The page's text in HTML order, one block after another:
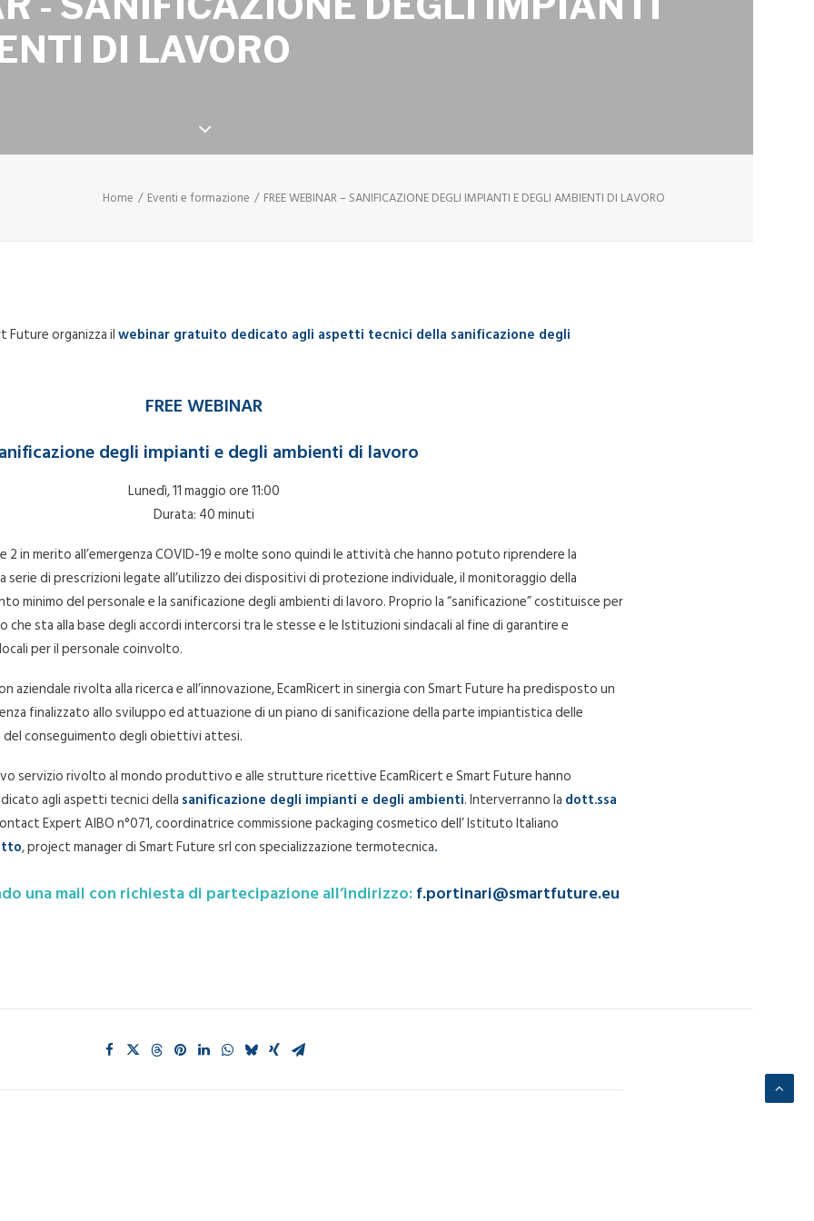
DI LAVORO
Home Eventi e formazione FREE WEBINAR – SANIFICAZIONE DEGLI IMPIANTI E DEGLI AMBIENTI DI LAVORO
Future organizza ilwebinar gratuito dedicato agli aspetti tecnici della sanificazione degli
FREE WEBINAR
degli impianti e degli ambienti di lavoro
Lunedì, 11 maggio ore 11:00
Durata: 40 minuti
2 in merito all’emergenza COVID-19 e molte sono quindi le attività che hanno potuto riprendere la
di prescrizioni legate all’utilizzo dei dispositivi di protezione individuale, il monitoraggio della
minimo del personale e la sanificazione degli ambienti di lavoro. Proprio la “sanificazione” costituisce per
sta alla base degli accordi intercorsi tra le stesse e le Istituzioni sindacali al fine di garantire e
per il personale coinvolto.
rivolta alla ricerca e all’innovazione, EcamRicert in sinergia con Smart Future ha predisposto un
finalizzato allo sviluppo ed attuazione di un piano di sanificazione della parte impiantistica delle
del conseguimento degli obiettivi attesi.
servizio rivolto al mondo produttivo e alle strutture ricettive EcamRicert e Smart Future hanno
agli aspetti tecnici della sanificazione degli impianti e degli ambienti. Interverranno la dott.ssa
Expert AIBO n°071, coordinatrice commissione packaging cosmetico dell’ Istituto Italiano
, project manager di Smart Future srl con specializzazione termotecnica.
una mail con richiesta di partecipazione all’indirizzo:f.portinari@smartfuture.eu